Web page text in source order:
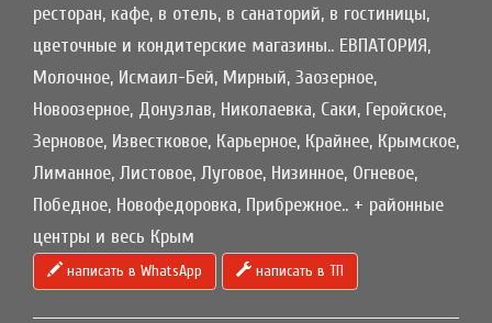
ресторан, кафе, в отель, в санаторий, в гостиницы,
цветочные и кондитерские магазины.. ЕВПАТОРИЯ,
Молочное, Исмаил-Бей, Мирный, Заозерное,
Новоозерное, Донузлав, Николаевка, Саки, Геройское,
Зерновое, Известковое, Карьерное, Крайнее, Крымское,
Лиманное, Листовое, Луговое, Низинное, Огневое,
Победное, Новофедоровка, Прибрежное.. + районные
центры и весь Крым
написать в WhatsApp написать в ТП